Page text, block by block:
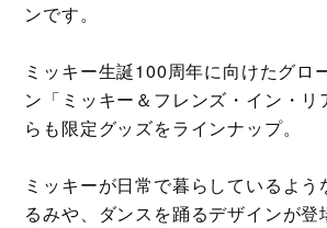
ンです。
ミッキー生誕100周年に向けたグロ
ン「ミッキー＆フレンズ・イン・
らも限定グッズをラインナップ。
ミッキーが日常で暮らしているよ
るみや、ダンスを踊るデザインが登